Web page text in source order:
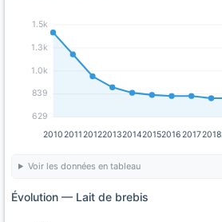
629
839
1.0k
1.3k
1.5k
201020112012201320142015201620172018
Voir les données en tableau
Évolution — Lait de brebis